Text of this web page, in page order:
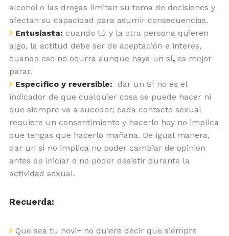
alcohol o las drogas limitan su toma de decisiones y
afectan su capacidad para asumir consecuencias.
Entusiasta: cuando tú y la otra persona quieren
algo, la actitud debe ser de aceptación e interés,
cuando eso no ocurra aunque haya un sí, es mejor
parar.
Específico y reversible:
dar un SÍ no es el
indicador de que cualquier cosa se puede hacer ni
que siempre va a suceder; cada contacto sexual
requiere un consentimiento y hacerlo hoy no implica
que tengas que hacerlo mañana. De igual manera,
dar un sí no implica no poder cambiar de opinión
antes de iniciar o no poder desistir durante la
actividad sexual.
Recuerda:
Que sea tu novi+ no quiere decir que siempre